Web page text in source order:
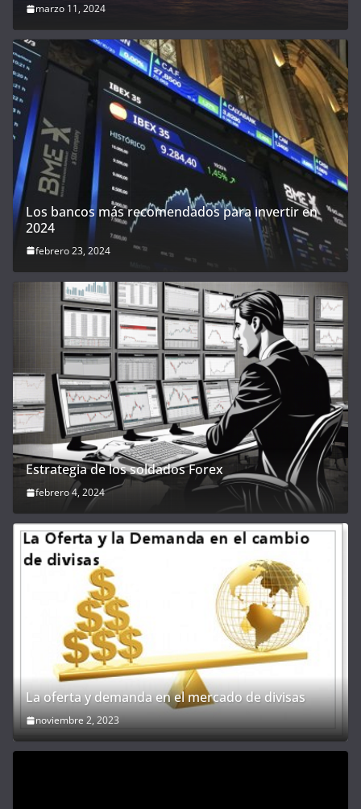
marzo 11, 2024
Los bancos más recomendados para invertir en
2024
febrero 23, 2024
Estrategia de los soldados Forex
febrero 4, 2024
La oferta y demanda en el mercado de divisas
noviembre 2, 2023